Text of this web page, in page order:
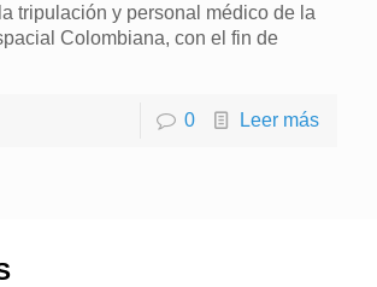
tripulación y personal médico de la
Colombiana, con el fin de
0 Leer más